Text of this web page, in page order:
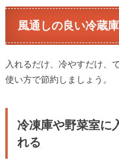
風通しの良い冷蔵
入れるだけ、冷やすだけ、
使い方で節約しましょう。
冷凍庫や野菜室に
れる